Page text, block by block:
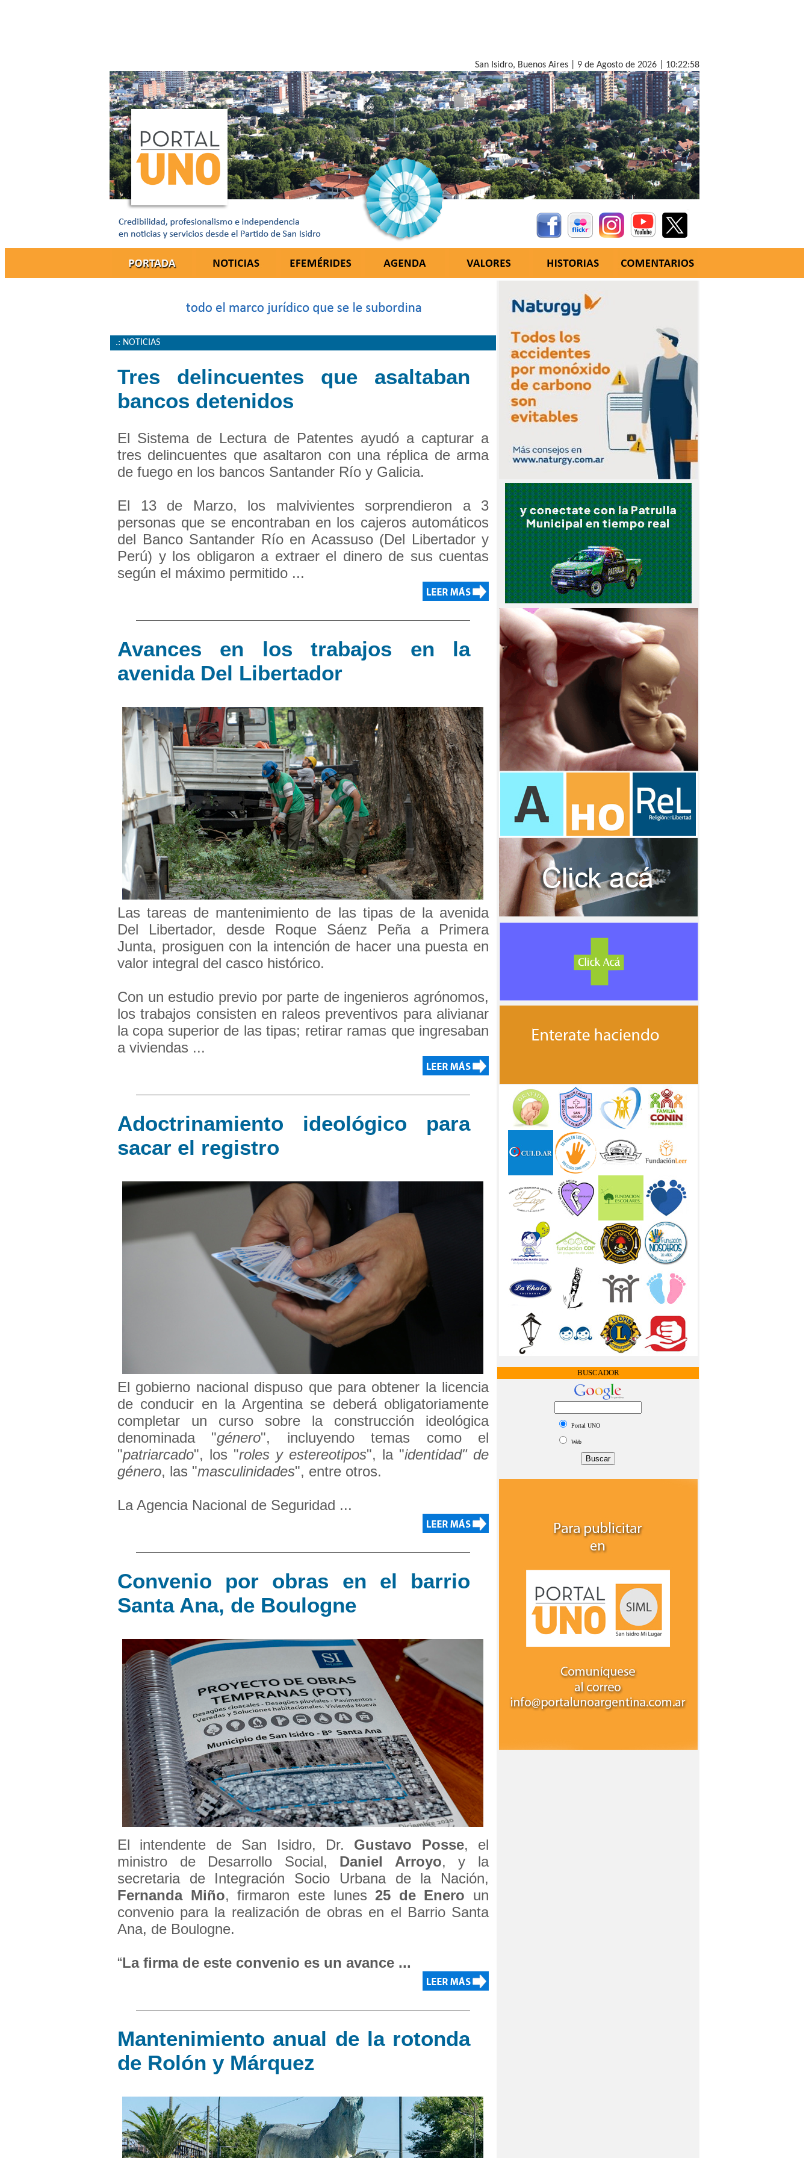
San Isidro, Buenos Aires | 9 de Agosto de 2026 | 10:23:00
.: NOTICIAS
BUSCADOR
Portal UNO
Web
Tres delincuentes que asaltaban
bancos detenidos
El Sistema de Lectura de Patentes ayudó a capturar a
tres delincuentes que asaltaron con una réplica de arma
de fuego en los bancos Santander Río y Galicia.
El 13 de Marzo, los malvivientes sorprendieron a 3
personas que se encontraban en los cajeros automáticos
del Banco Santander Río en Acassuso (Del Libertador y
Perú) y los obligaron a extraer el dinero de sus cuentas
según el máximo permitido ...
Avances en los trabajos en la
avenida Del Libertador
Las tareas de mantenimiento de las tipas de la avenida
Del Libertador, desde Roque Sáenz Peña a Primera
Junta, prosiguen con la intención de hacer una puesta en
valor integral del casco histórico.
Con un estudio previo por parte de ingenieros agrónomos,
los trabajos consisten en raleos preventivos para alivianar
la copa superior de las tipas; retirar ramas que ingresaban
a viviendas ...
Adoctrinamiento ideológico para
sacar el registro
El gobierno nacional dispuso que para obtener la licencia
de conducir en la Argentina se deberá obligatoriamente
completar un curso sobre la construcción ideológica
denominada "género", incluyendo temas como el
"patriarcado", los "roles y estereotipos", la "identidad" de
género, las "masculinidades", entre otros.
La Agencia Nacional de Seguridad ...
Convenio por obras en el barrio
Santa Ana, de Boulogne
El intendente de San Isidro, Dr. Gustavo Posse, el
ministro de Desarrollo Social, Daniel Arroyo, y la
secretaria de Integración Socio Urbana de la Nación,
Fernanda Miño, firmaron este lunes 25 de Enero un
convenio para la realización de obras en el Barrio Santa
Ana, de Boulogne.
“La firma de este convenio es un avance ...
Mantenimiento anual de la rotonda
de Rolón y Márquez